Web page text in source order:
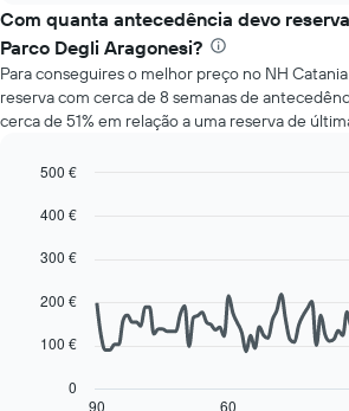
o
preço
médio
de
um
ordenada
o
preço
médio
de
um
quarto
cada
da
O
apresenta
dias
semana
Com quanta antecedência devo
Parco Degli Aragonesi?
Para conseguires o melhor preço no NH
reserva com cerca de 8 semanas de
cerca de 51% em relação a uma reserva de
chart
90
O
seguinte
graphic.
90 60
0
100 €
200 €
300 €
400 €
500 €